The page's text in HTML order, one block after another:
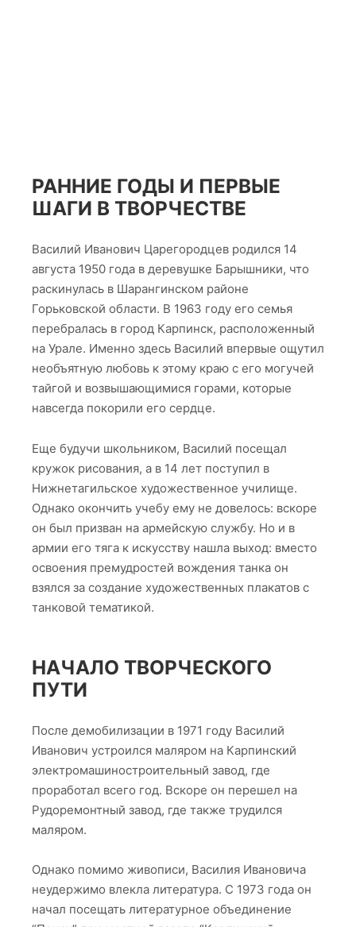
РАННИЕ ГОДЫ И ПЕРВЫЕ
ШАГИ В ТВОРЧЕСТВЕ
Василий Иванович Царегородцев родился 14
августа 1950 года в деревушке Барышники, что
раскинулась в Шарангинском районе
Горьковской области. В 1963 году его семья
перебралась в город Карпинск, расположенный
на Урале. Именно здесь Василий впервые ощутил
необъятную любовь к этому краю с его могучей
тайгой и возвышающимися горами, которые
навсегда покорили его сердце.
Еще будучи школьником, Василий посещал
кружок рисования, а в 14 лет поступил в
Нижнетагильское художественное училище.
Однако окончить учебу ему не довелось: вскоре
он был призван на армейскую службу. Но и в
армии его тяга к искусству нашла выход: вместо
освоения премудростей вождения танка он
взялся за создание художественных плакатов с
танковой тематикой.
НАЧАЛО ТВОРЧЕСКОГО
ПУТИ
После демобилизации в 1971 году Василий
Иванович устроился маляром на Карпинский
электромашиностроительный завод, где
проработал всего год. Вскоре он перешел на
Рудоремонтный завод, где также трудился
маляром.
Однако помимо живописи, Василия Ивановича
неудержимо влекла литература. С 1973 года он
начал посещать литературное объединение